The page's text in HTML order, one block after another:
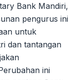
Bank Mandiri,
pengurus ini
untuk
dan tantangan
ini